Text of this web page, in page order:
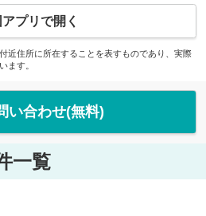
プリで開く
近住所に所在することを表すものであり、実際
ます。
い合わせ(無料)
一覧